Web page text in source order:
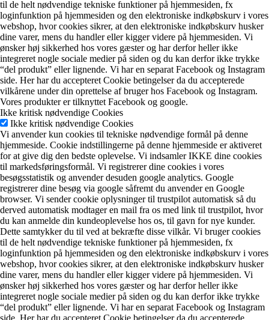
til de helt nødvendige tekniske funktioner på hjemmesiden, fx
loginfunktion på hjemmesiden og den elektroniske indkøbskurv i vores
webshop, hvor cookies sikrer, at den elektroniske indkøbskurv husker
dine varer, mens du handler eller kigger videre på hjemmesiden. Vi
ønsker høj sikkerhed hos vores gæster og har derfor heller ikke
integreret nogle sociale medier på siden og du kan derfor ikke trykke
“del produkt” eller lignende. Vi har en separat Facebook og Instagram
side. Her har du accepteret Cookie betingelser da du accepterede
vilkårene under din oprettelse af bruger hos Facebook og Instagram.
Vores produkter er tilknyttet Facebook og google.
Ikke kritisk nødvendige Cookies
Ikke kritisk nødvendige Cookies
Vi anvender kun cookies til tekniske nødvendige formål på denne
hjemmeside. Cookie indstillingerne på denne hjemmeside er aktiveret
for at give dig den bedste oplevelse. Vi indsamler IKKE dine cookies
til markedsføringsformål. Vi registrerer dine cookies i vores
besøgsstatistik og anvender desuden google analytics. Google
registrerer dine besøg via google såfremt du anvender en Google
browser. Vi sender cookie oplysninger til trustpilot automatisk så du
derved automatisk modtager en mail fra os med link til trustpilot, hvor
du kan anmelde din kundeoplevelse hos os, til gavn for nye kunder.
Dette samtykker du til ved at bekræfte disse vilkår. Vi bruger cookies
til de helt nødvendige tekniske funktioner på hjemmesiden, fx
loginfunktion på hjemmesiden og den elektroniske indkøbskurv i vores
webshop, hvor cookies sikrer, at den elektroniske indkøbskurv husker
dine varer, mens du handler eller kigger videre på hjemmesiden. Vi
ønsker høj sikkerhed hos vores gæster og har derfor heller ikke
integreret nogle sociale medier på siden og du kan derfor ikke trykke
“del produkt” eller lignende. Vi har en separat Facebook og Instagram
side. Her har du accepteret Cookie betingelser da du accepterede